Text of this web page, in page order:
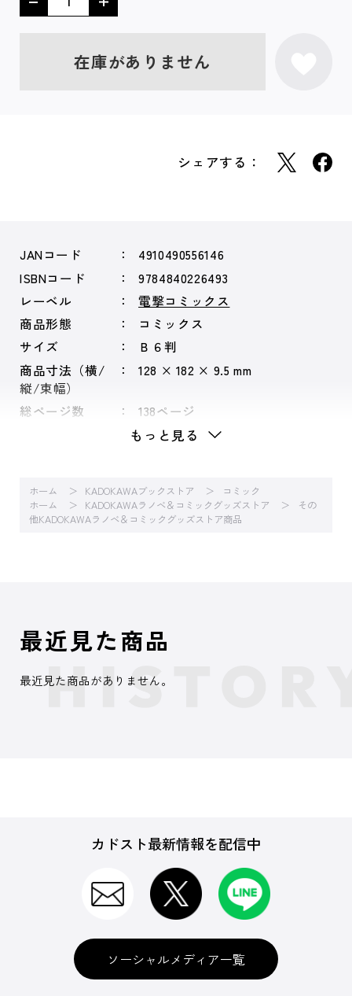
在庫がありません
シェアする：
JANコード
4910490556146
ISBNコード
9784840226493
レーベル
電撃コミックス
商品形態
コミックス
サイズ
Ｂ６判
商品寸法（横/
縦/束幅）
128 × 182 × 9.5 mm
総ページ数 138ページ
もっと見る
ホーム KADOKAWAブックストア
コミック
ホーム
KADOKAWAラノベ＆コミックグッズストア
その
他KADOKAWAラノベ＆コミックグッズストア商品
最近見た商品
最近見た商品がありません。
カドスト最新情報を配信中
ソーシャルメディア一覧